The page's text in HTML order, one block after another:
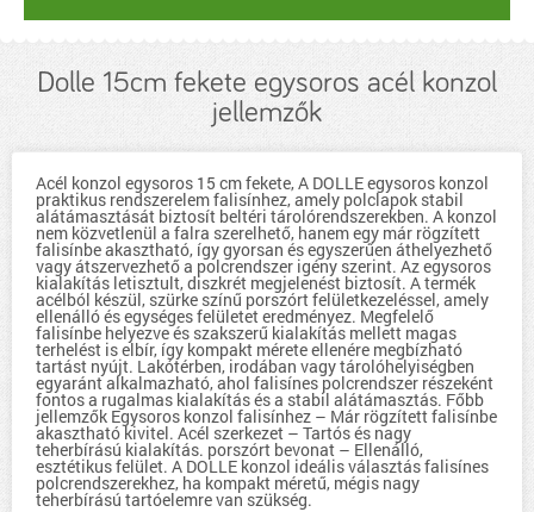
Dolle 15cm fekete egysoros acél konzol
jellemzők
Acél konzol egysoros 15 cm fekete, A DOLLE egysoros konzol
praktikus rendszerelem falisínhez, amely polclapok stabil
alátámasztását biztosít beltéri tárolórendszerekben. A konzol
nem közvetlenül a falra szerelhető, hanem egy már rögzített
falisínbe akasztható, így gyorsan és egyszerűen áthelyezhető
vagy átszervezhető a polcrendszer igény szerint. Az egysoros
kialakítás letisztult, diszkrét megjelenést biztosít. A termék
acélból készül, szürke színű porszórt felületkezeléssel, amely
ellenálló és egységes felületet eredményez. Megfelelő
falisínbe helyezve és szakszerű kialakítás mellett magas
terhelést is elbír, így kompakt mérete ellenére megbízható
tartást nyújt. Lakótérben, irodában vagy tárolóhelyiségben
egyaránt alkalmazható, ahol falisínes polcrendszer részeként
fontos a rugalmas kialakítás és a stabil alátámasztás. Főbb
jellemzők Egysoros konzol falisínhez – Már rögzített falisínbe
akasztható kivitel. Acél szerkezet – Tartós és nagy
teherbírású kialakítás. porszórt bevonat – Ellenálló,
esztétikus felület. A DOLLE konzol ideális választás falisínes
polcrendszerekhez, ha kompakt méretű, mégis nagy
teherbírású tartóelemre van szükség.